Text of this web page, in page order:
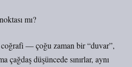
mı?
— çoğu zaman bir “duvar”,
çağdaş düşüncede sınırlar, aynı